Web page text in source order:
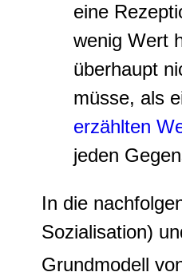
eine
wenig Wert
überhaupt
müsse, als
erzählten
jeden
In die
Sozialisation)
Grundmodell